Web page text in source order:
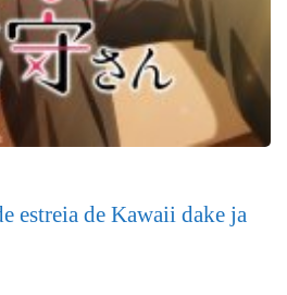
estreia de Kawaii dake ja